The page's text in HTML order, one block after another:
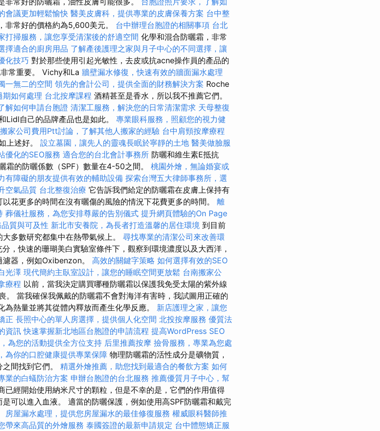
會議更加輕鬆愉快 醫美皮膚科，提供專業的皮膚保養方案 台中整
非常好的價格約為5,600美元。 台中辦理台胞證的相關事項 台北
打掃服務，讓您享受清潔後的舒適空間 化學和混合防曬霜，非常
擇適合的廚房用品 了解產後護理之家與月子中心的不同選擇，讓
化技巧 對於那些使用引起光敏性，去皮或抗acne操作員的產品的
常重要。 Vichy和La 牆壁漏水修復，快速有效的牆面漏水處理
一無二的空間 領先的會計公司，提供全面的財務解決方案 Roche
期如何處理 台北按摩課程 酒精甚至是香水，所以我不推薦它們。
解如何申請台胞證 清潔工服務，解決您的日常清潔需求 天母整復
Lidl自己的品牌產品也是如此。 專業眼科服務，照顧您的視力健
搬家公司費用Ptt討論，了解其他人搬家的經驗 台中肩頸按摩療程
上述好。 設立墓園，讓先人的靈魂長眠於寧靜的土地 醫美做臉服
優化的SEO服務 適合您的台北會計事務所 防曬和維生素E抵抗
霜的防曬係數（SPF）數量在4-50之間。 桃園外燴，無論婚宴或
有障礙的朋友提供有效的輔助設備 探索台灣五大律師事務所，選
空氣品質 台北整復治療 它告訴我們給定的防曬霜在皮膚上保持有
花更多的時間在沒有曬傷的風險的情況下花費更多的時間。 離
葬儀社服務，為您安排尊嚴的告別儀式 提升網頁體驗的On Page
質與可及性 新北市安養院，為長者打造溫馨的居住環境 到目前
多數研究都集中在熱帶氣候上。 尋找專業的清潔公司來改善環
分，快速的珊瑚美白實驗室條件下，觀察到環境濃度以及大西洋，
器，例如Oxibenzon。 高效的關鍵字策略 如何選擇有效的SEO
光澤 現代簡約主臥室設計，讓您的睡眠空間更放鬆 台南搬家公
療程 以前，當我決定購買哪種防曬霜以保護我免受太陽的紫外線
。 當我確保我佩戴的防曬霜不會對海洋有害時，我試圖用正確的
熱量並將其從體內釋放而產生化學反應。 新店護理之家，讓您
正 長照中心的單人房選擇，提供個人化空間 北投按摩服務 優質法
資訊 快速掌握新北地區台胞證的申請流程 提高WordPress SEO
為您的活動提供全方位支持 后里推薦按摩 撿骨服務，專業為您處
為你的口腔健康提供專業保障 物理防曬霜的活性成分是礦物質，
間找到它們。 精選外燴推薦，助您找到最適合的餐飲方案 如何
業的白蟻防治方案 申辦台胞證的台北服務 推薦優質月子中心，幫
已經開始使用納米尺寸的顆粒，但是不幸的是，它們的作用值得
可以進入血液。 適當的防曬保護，例如使用高SPF防曬霜和戴完
房屋漏水處理，提供您房屋漏水的最佳修復服務 權威眼科醫師推
帶來高品質的外燴服務 泰國簽證的最新申請規定 台中體態矯正服